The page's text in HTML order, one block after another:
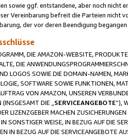
sowie ggf. entstandene, aber noch nicht
Vereinbarung befreit die Parteien nicht
der vor deren Beendigung
DIE AMAZON-WEBSITE,
DIE
LOGOS SOWIE DIE DOMAIN-NAMEN,
SOFTWARE SOWIE FUNKTIONEN,
VON AMAZON, UNSEREN
DIE „ SERVICEANGEBOTE“),
LIZENZGEBER MACHEN
SONSTIGER WEISE, IN BEZUG AUF DIE
IN BEZUG AUF DIE SERVICEANGEBOTE